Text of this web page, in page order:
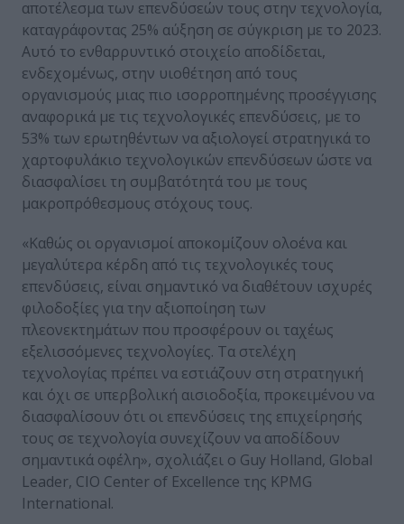
αποτέλεσμα των επενδύσεών τους στην τεχνολογία,
καταγράφοντας 25% αύξηση σε σύγκριση με το 2023.
Αυτό το ενθαρρυντικό στοιχείο αποδίδεται,
ενδεχομένως, στην υιοθέτηση από τους
οργανισμούς μιας πιο ισορροπημένης προσέγγισης
αναφορικά με τις τεχνολογικές επενδύσεις, με το
53% των ερωτηθέντων να αξιολογεί στρατηγικά το
χαρτοφυλάκιο τεχνολογικών επενδύσεων ώστε να
διασφαλίσει τη συμβατότητά του με τους
μακροπρόθεσμους στόχους τους.
«Καθώς οι οργανισμοί αποκομίζουν ολοένα και
μεγαλύτερα κέρδη από τις τεχνολογικές τους
επενδύσεις, είναι σημαντικό να διαθέτουν ισχυρές
φιλοδοξίες για την αξιοποίηση των
πλεονεκτημάτων που προσφέρουν οι ταχέως
εξελισσόμενες τεχνολογίες. Τα στελέχη
τεχνολογίας πρέπει να εστιάζουν στη στρατηγική
και όχι σε υπερβολική αισιοδοξία, προκειμένου να
διασφαλίσουν ότι οι επενδύσεις της επιχείρησής
τους σε τεχνολογία συνεχίζουν να αποδίδουν
σημαντικά οφέλη», σχολιάζει ο Guy Holland, Global
Leader, CIO Center of Excellence της KPMG
International.